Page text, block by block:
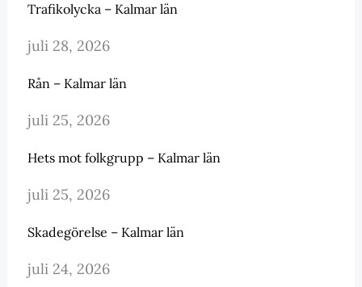
Trafikolycka – Kalmar län
juli 28, 2026
Rån – Kalmar län
juli 25, 2026
Hets mot folkgrupp – Kalmar län
juli 25, 2026
Skadegörelse – Kalmar län
juli 24, 2026